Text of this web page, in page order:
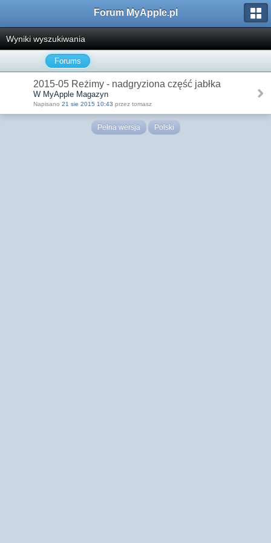
Forum MyApple.pl
Wyniki wyszukiwania
Forums
2015-05 Reżimy - nadgryziona część jabłka
W MyApple Magazyn
Napisano 21 sie 2015 10:43 przez tomasz
Pełna wersja Polski